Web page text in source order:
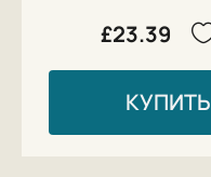
£23.39
КУПИТЬ